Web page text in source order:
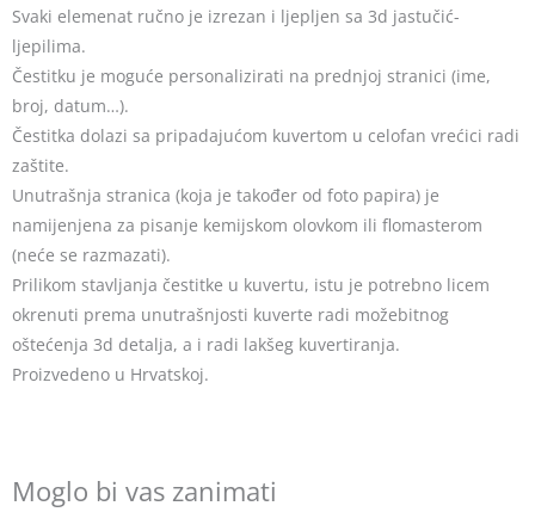
Svaki elemenat ručno je izrezan i ljepljen sa 3d jastučić-
ljepilima.
Čestitku je moguće personalizirati na prednjoj stranici (ime,
broj, datum…).
Čestitka dolazi sa pripadajućom kuvertom u celofan vrećici radi
zaštite.
Unutrašnja stranica (koja je također od foto papira) je
namijenjena za pisanje kemijskom olovkom ili flomasterom
(neće se razmazati).
Prilikom stavljanja čestitke u kuvertu, istu je potrebno licem
okrenuti prema unutrašnjosti kuverte radi možebitnog
oštećenja 3d detalja, a i radi lakšeg kuvertiranja.
Proizvedeno u Hrvatskoj.
Moglo bi vas zanimati